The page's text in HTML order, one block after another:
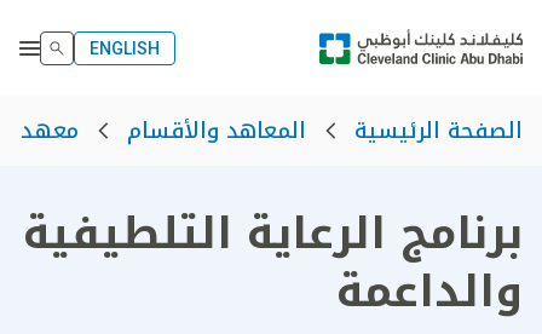
ENGLISH
الصفحة الرئيسية المعاهد والأقسام معهد
برنامج الرعاية التلطيفية
والداعمة